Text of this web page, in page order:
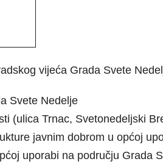
vijeća Grada Svete
Svete Nedelje
(ulica Trnac, Svetonedeljski
javnim dobrom u općoj
uporabi na području Grada